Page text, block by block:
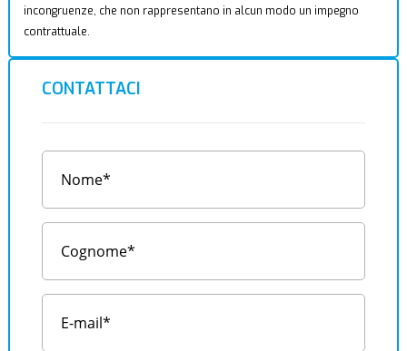
incongruenze, che non rappresentano in alcun modo un impegno
contrattuale.
CONTATTACI